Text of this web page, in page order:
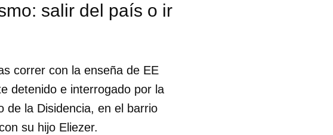
salir del país o ir
correr con la enseña de EE
detenido e interrogado por la
de la Disidencia, en el barrio
su hijo Eliezer.